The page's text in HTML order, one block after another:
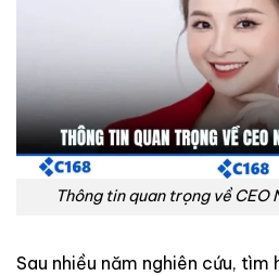
Thông tin quan trọng về CEO
Sau nhiều năm nghiên cứu, tìm